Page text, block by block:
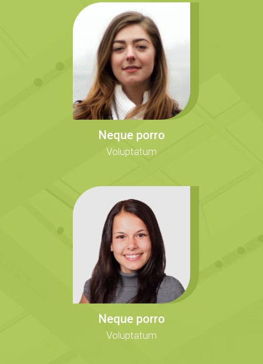
Neque porro
Voluptatum
Neque porro
Voluptatum